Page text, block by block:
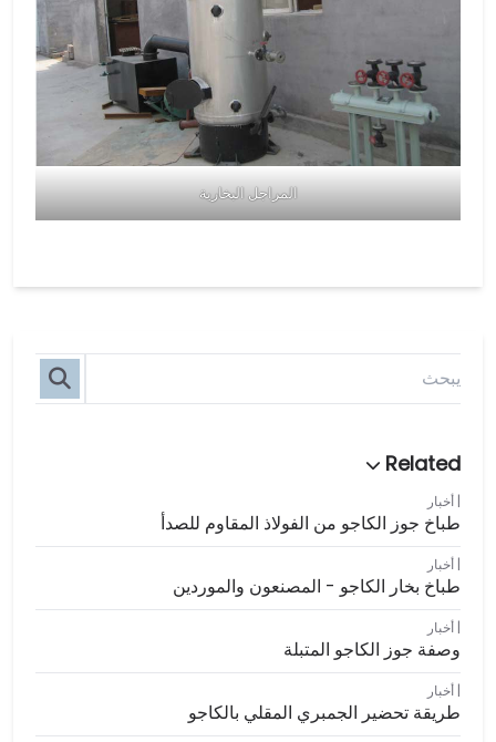
المراجل البخارية
أخبار
طباخ جوز الكاجو من الفولاذ المقاوم للصدأ
أخبار
طباخ بخار الكاجو - المصنعون والموردين
أخبار
وصفة جوز الكاجو المتبلة
أخبار
طريقة تحضير الجمبري المقلي بالكاجو